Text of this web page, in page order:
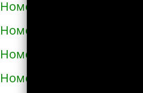
Номера телефонов
Номера телефонов
Номера телефонов
Номера телефонов